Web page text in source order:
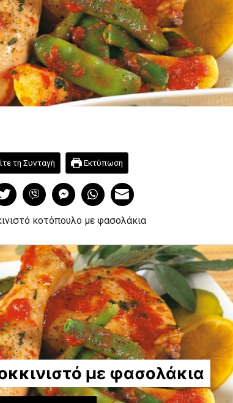
τη Συνταγή Εκτύπωση
κοτόπουλο με φασολάκια
με φασολάκια